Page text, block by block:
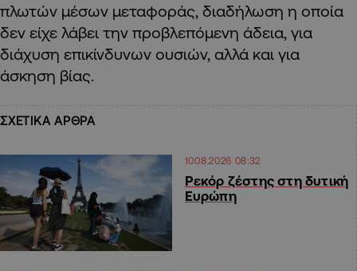
πλωτών μέσων μεταφοράς, διαδήλωση η οποία
δεν είχε λάβει την προβλεπόμενη άδεια, για
διάχυση επικίνδυνων ουσιών, αλλά και για
άσκηση βίας.
ΣΧΕΤΙΚΑ ΑΡΘΡΑ
10.08.2026 08:32
Ρεκόρ ζέστης στη δυτική
Ευρώπη